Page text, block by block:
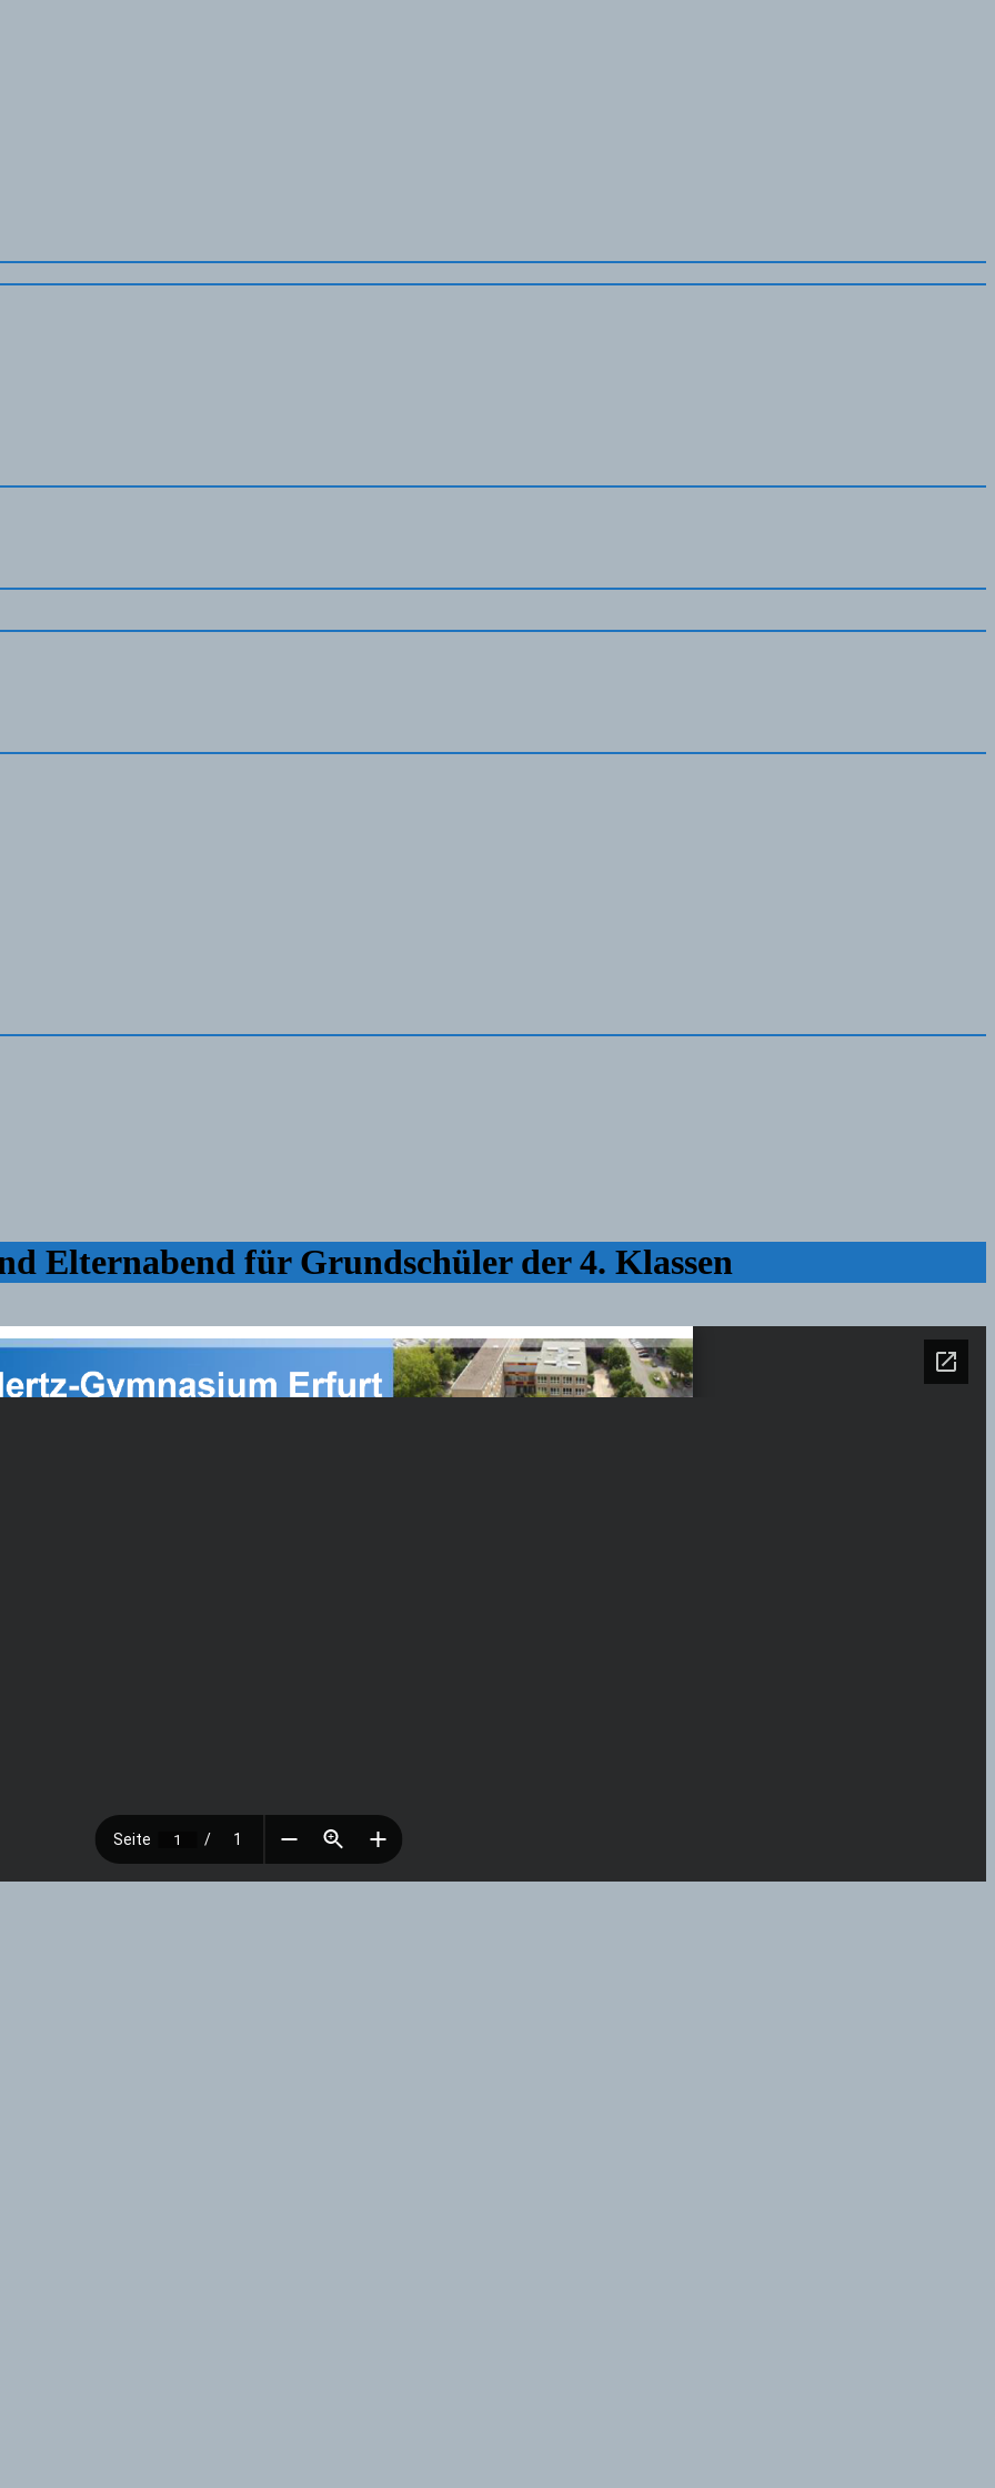
Elternabend für Grundschüler der 4. Klassen